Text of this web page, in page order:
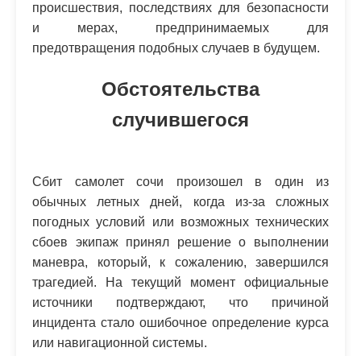
происшествия, последствиях для безопасности
и мерах, предпринимаемых для
предотвращения подобных случаев в будущем.
Обстоятельства
случившегося
Сбит самолет сочи произошел в один из
обычных летных дней, когда из-за сложных
погодных условий или возможных технических
сбоев экипаж принял решение о выполнении
маневра, который, к сожалению, завершился
трагедией. На текущий момент официальные
источники подтверждают, что причиной
инцидента стало ошибочное определение курса
или навигационной системы.